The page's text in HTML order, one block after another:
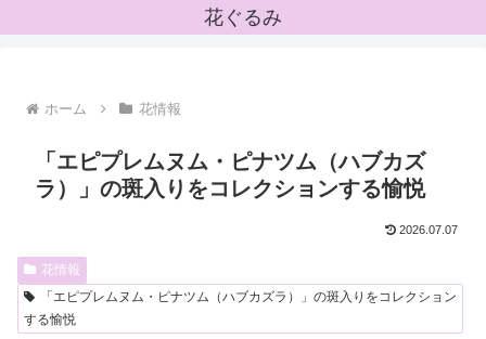
花ぐるみ
ホーム 花情報
「エピプレムヌム・ピナツム（ハブカズ
ラ）」の斑入りをコレクションする愉悦
2026.07.07
花情報
「エピプレムヌム・ピナツム（ハブカズラ）」の斑入りをコレクション
する愉悦